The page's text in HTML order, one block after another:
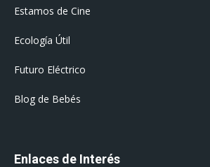
Estamos de Cine
Ecología Útil
Futuro Eléctrico
Blog de Bebés
Enlaces de Interés